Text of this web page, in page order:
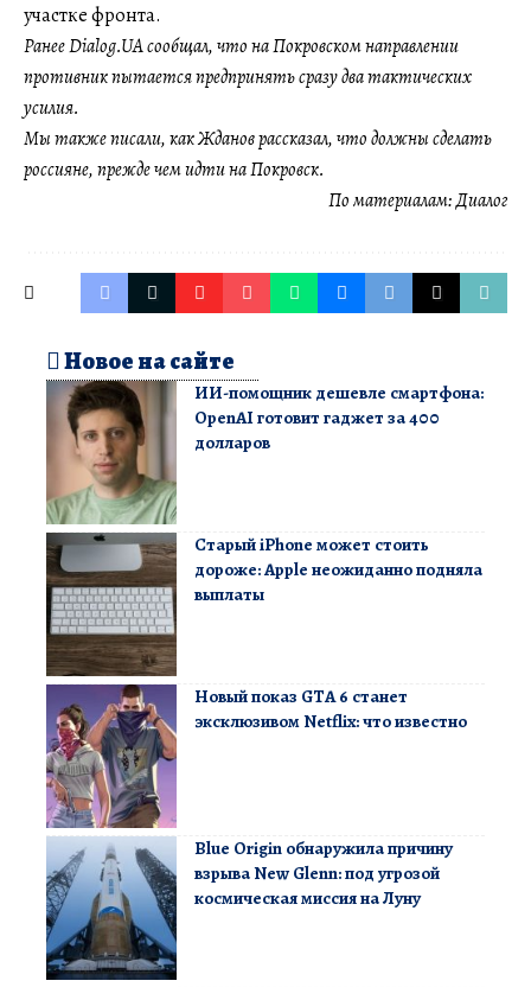
участке фронта.
Ранее Dialog.UA сообщал, что на Покровском направлении
противник пытается предпринять сразу два тактических
усилия.
Мы также писали, как Жданов рассказал, что должны сделать
россияне, прежде чем идти на Покровск.
По материалам:Диалог
Новое на сайте
ИИ-помощник дешевле смартфона:
OpenAI готовит гаджет за 400
долларов
Старый iPhone может стоить
дороже: Apple неожиданно подняла
выплаты
Новый показ GTA 6 станет
эксклюзивом Netflix: что известно
Blue Origin обнаружила причину
взрыва New Glenn: под угрозой
космическая миссия на Луну